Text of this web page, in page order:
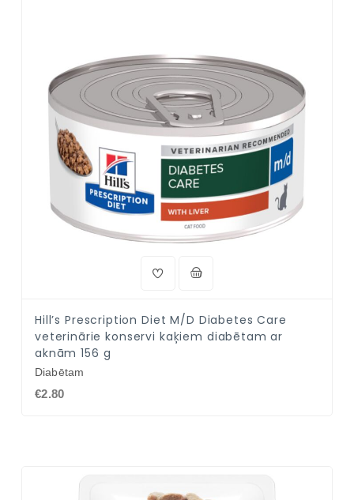
Hill’s Prescription Diet M/D Diabetes Care
veterinārie konservi kaķiem diabētam ar
aknām 156 g
Diabētam
€2.80